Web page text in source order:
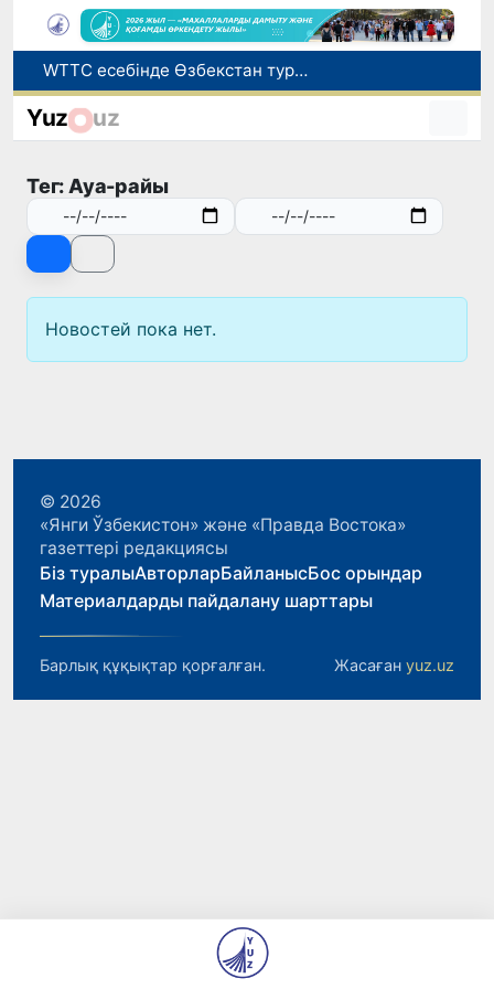
WTTC есебінде Өзбекстан туризмнің өсу қарқыны бойынша Орталық Азияда бірінші орынға шықты
Мүмкіндігі шектеулі талапкерлерге қабылдау емтихандарында қосымша уақыт беріледі
Жарты жылда Өзбекстанда қанша егіз сәби дүниеге келді?
Yuz uz
Тег: Ауа-райы
Новостей пока нет.
© 2026
«Янги Ўзбекистон» және «Правда Востока»
газеттері редакциясы
Біз туралыАвторларБайланысБос орындар
Материалдарды пайдалану шарттары
Барлық құқықтар қорғалған. Жасаған yuz.uz